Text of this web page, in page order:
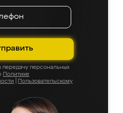
персональных
Политике
Пользовательскому